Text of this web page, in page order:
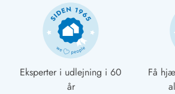
Eksperter i udlejning i 60
år
Få